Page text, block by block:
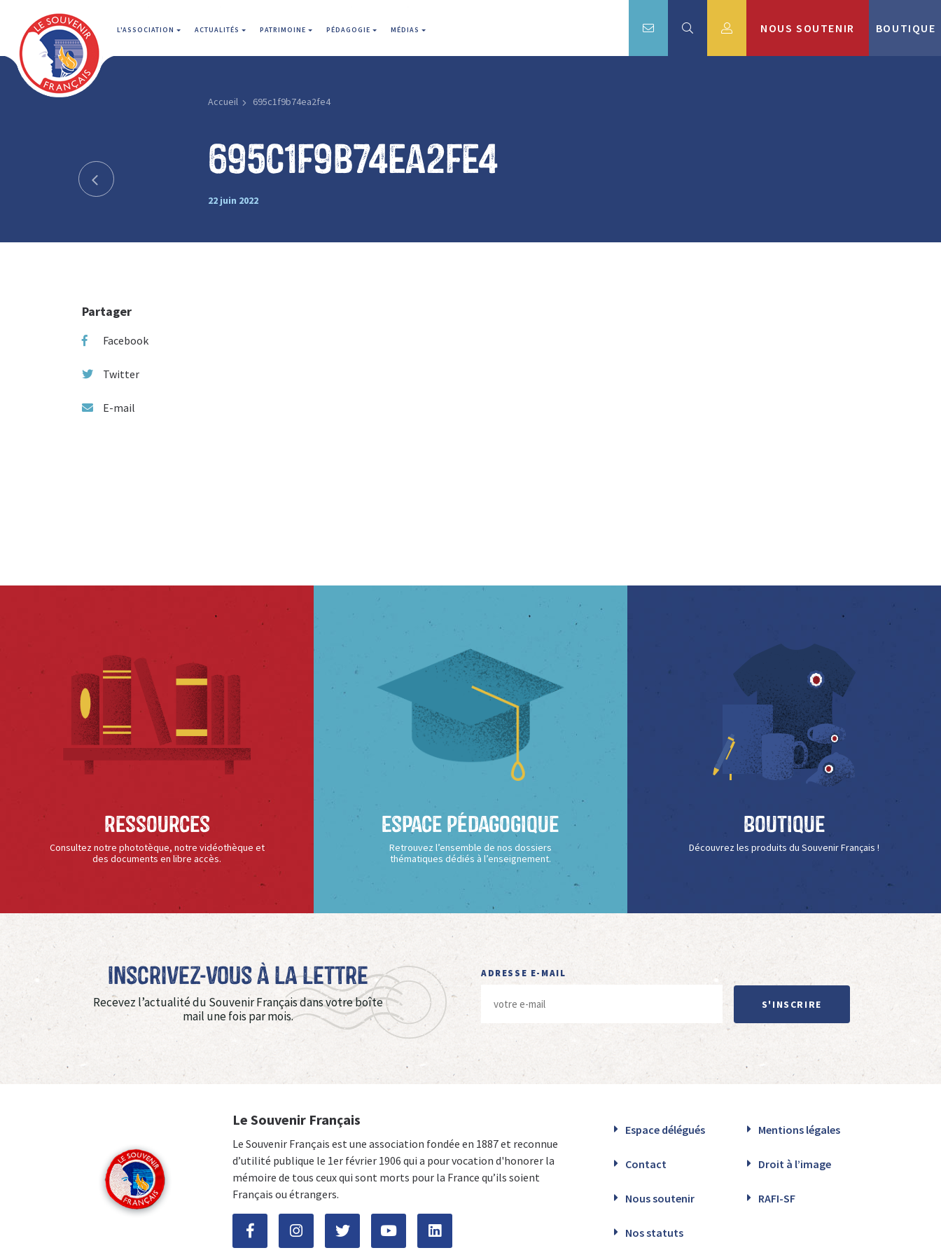
L'ASSOCIATION ACTUALITÉS PATRIMOINE PÉDAGOGIE MÉDIAS NOUS SOUTENIR BOUTIQUE
Accueil 695c1f9b74ea2fe4
695c1f9b74ea2fe4
22 juin 2022
Partager
Facebook
Twitter
E-mail
Ressources
Consultez notre phototèque, notre vidéothèque et
des documents en libre accès.
Espace Pédagogique
Retrouvez l’ensemble de nos dossiers
thématiques dédiés à l’enseignement.
Boutique
Découvrez les produits du Souvenir Français !
Inscrivez-vous à La Lettre
Recevez l’actualité du Souvenir Français dans votre boîte
mail une fois par mois.
ADRESSE E-MAIL
S'INSCRIRE
Le Souvenir Français
Le Souvenir Français est une association fondée en 1887 et reconnue
d’utilité publique le 1er février 1906 qui a pour vocation d'honorer la
mémoire de tous ceux qui sont morts pour la France qu’ils soient
Français ou étrangers.
Espace délégués Mentions légales
Contact Droit à l’image
Nous soutenir RAFI-SF
Nos statuts